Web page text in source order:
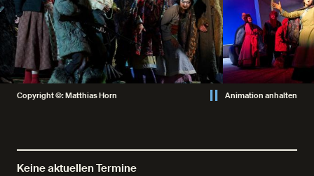
Copyright ©: Matthias Horn Animation anhalten
Keine aktuellen Termine